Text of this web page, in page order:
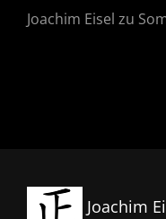
Joachim Eisel zu
Joachim